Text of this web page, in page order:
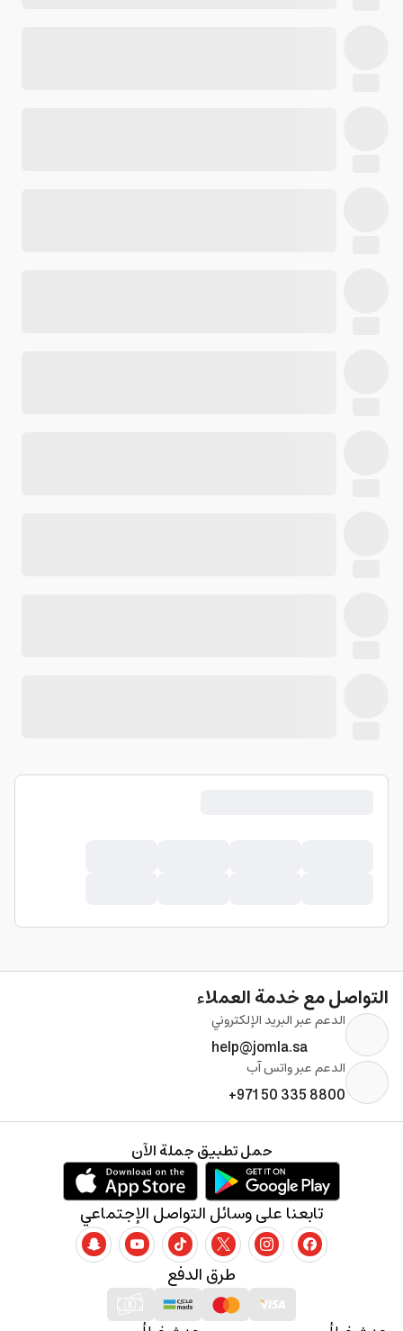
التواصل مع خدمة العملاء
الدعم عبر البريد الإلكتروني
help@jomla.sa
الدعم عبر واتس آب
+971 50 335 8800
طرق الدفع
تابعنا على وسائل التواصل الإجتماعي
حمل تطبيق جملة الآن